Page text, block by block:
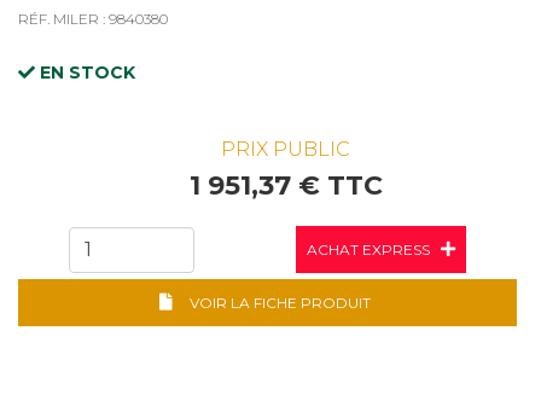
RÉF. MILER : 9840380
EN STOCK
PRIX PUBLIC
1 951,37 € TTC
ACHAT EXPRESS
VOIR LA FICHE PRODUIT